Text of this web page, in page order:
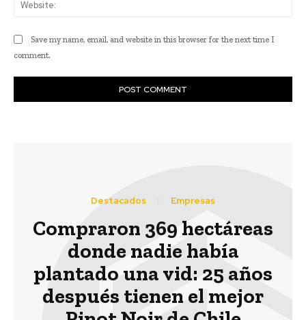
Save my name, email, and website in this browser for the next time I
comment.